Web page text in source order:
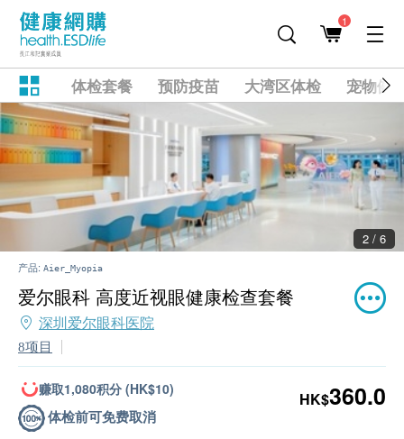
1
体检套餐 预防疫苗 大湾区体检 宠物健
2 / 6
产品: Aier_Myopia
爱尔眼科 高度近视眼健康检查套餐
深圳爱尔眼科医院
8项目
赚取1,080积分 (HK$10)
体检前可免费取消
HK$360.0